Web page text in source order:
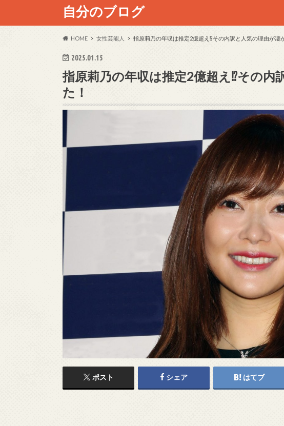
自分のブログ
HOME 女性芸能人 指原莉乃の年収は推定2億超え⁉その内訳と人気の理由が凄
2025.01.15
指原莉乃の年収は推定2億超え⁉その内
た！
ポスト シェア はてブ